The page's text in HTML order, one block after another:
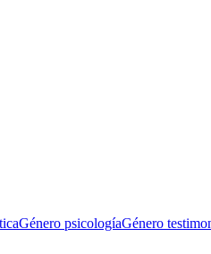
Género psicologíaGénero